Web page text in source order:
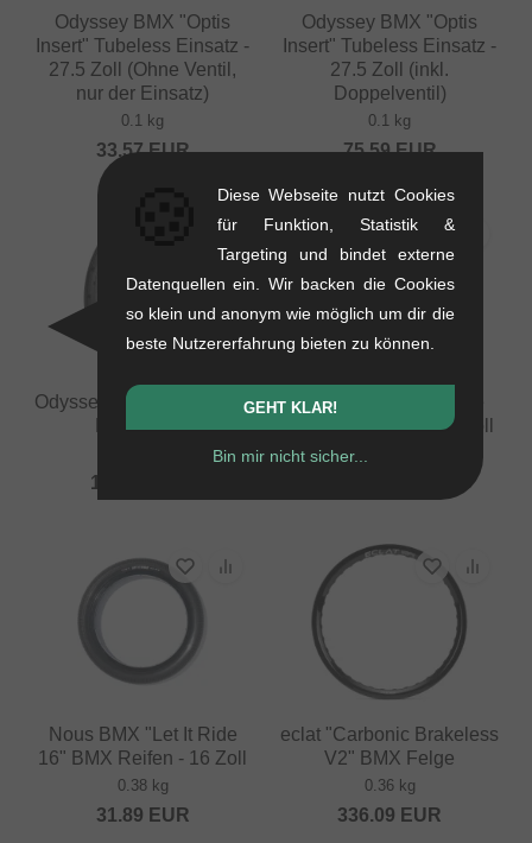
Odyssey BMX "Optis
Insert" Tubeless Einsatz -
27.5 Zoll (Ohne Ventil,
nur der Einsatz)
0.1 kg
33.57EUR
Odyssey BMX "Optis
Insert" Tubeless Einsatz -
27.5 Zoll (inkl.
Doppelventil)
0.1 kg
75.59EUR
Odyssey BMX "Big Boyd"
BMX Felge
100.80
Nous BMX "Let It Ride
18" BMX Reifen - 18 Zoll
Nous BMX "Let It Ride
16" BMX Reifen - 16 Zoll
0.38 kg
31.89 EUR
eclat "Carbonic Brakeless
V2" BMX Felge
0.36 kg
336.09 EUR
Diese Webseite nutzt Cookies
für Funktion, Statistik &
Targeting und bindet externe
Datenquellen ein. Wir backen die Cookies
so klein und anonym wie möglich um dir die
beste Nutzererfahrung bieten zu können.
GEHT KLAR!
Bin mir nicht sicher...